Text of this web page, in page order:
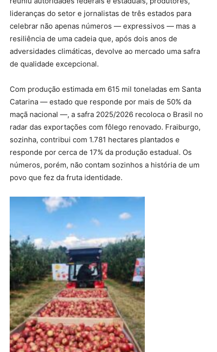
lideranças do setor e jornalistas de três estados para
celebrar não apenas números — expressivos — mas a
resiliência de uma cadeia que, após dois anos de
adversidades climáticas, devolve ao mercado uma safra
de qualidade excepcional.
Com produção estimada em 615 mil toneladas em Santa
Catarina — estado que responde por mais de 50% da
maçã nacional —, a safra 2025/2026 recoloca o Brasil no
radar das exportações com fôlego renovado. Fraiburgo,
sozinha, contribui com 1.781 hectares plantados e
responde por cerca de 17% da produção estadual. Os
números, porém, não contam sozinhos a história de um
povo que fez da fruta identidade.